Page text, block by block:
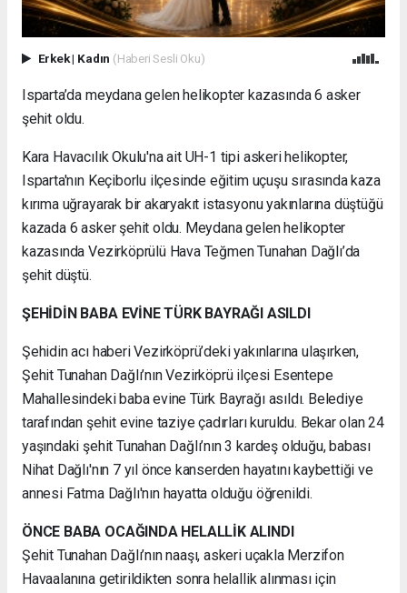
Erkek| Kadın (Haberi Sesli Oku)
Isparta’da meydana gelen helikopter kazasında 6 asker
şehit oldu.
Kara Havacılık Okulu'na ait UH-1 tipi askeri helikopter,
Isparta'nın Keçiborlu ilçesinde eğitim uçuşu sırasında kaza
kırıma uğrayarak bir akaryakıt istasyonu yakınlarına düştüğü
kazada 6 asker şehit oldu. Meydana gelen helikopter
kazasında Vezirköprülü Hava Teğmen Tunahan Dağlı’da
şehit düştü.
ŞEHİDİN BABA EVİNE TÜRK BAYRAĞI ASILDI
Şehidin acı haberi Vezirköprü’deki yakınlarına ulaşırken,
Şehit Tunahan Dağlı’nın Vezirköprü ilçesi Esentepe
Mahallesindeki baba evine Türk Bayrağı asıldı. Belediye
tarafından şehit evine taziye çadırları kuruldu. Bekar olan 24
yaşındaki şehit Tunahan Dağlı’nın 3 kardeş olduğu, babası
Nihat Dağlı'nın 7 yıl önce kanserden hayatını kaybettiği ve
annesi Fatma Dağlı'nın hayatta olduğu öğrenildi.
ÖNCE BABA OCAĞINDA HELALLİK ALINDI
Şehit Tunahan Dağlı’nın naaşı, askeri uçakla Merzifon
Havaalanına getirildikten sonra helallik alınması için